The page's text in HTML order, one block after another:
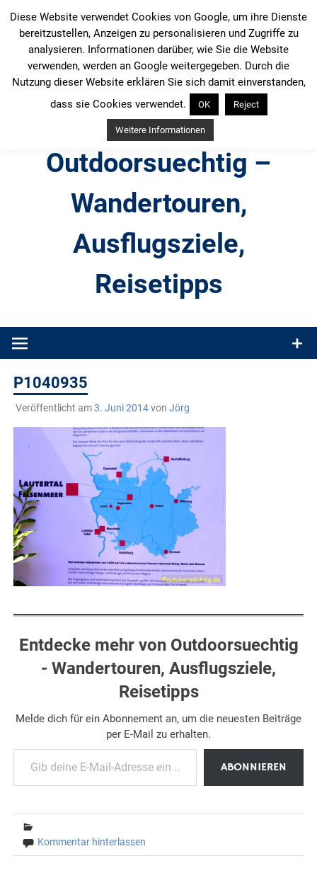
Inhalt
springen
Outdoorsuechtig –
Wandertouren,
Ausflugsziele,
Reisetipps
Produkttests und Buchrezensionen. Ein Blog für alle, die gern
P1040935
Veröffentlicht am3. Juni 2014von Jörg
Entdecke mehr von Outdoorsuechtig
- Wandertouren, Ausflugsziele,
Reisetipps
Melde dich für ein Abonnement an, um die neuesten Beiträge
per E-Mail zu erhalten.
Gib deine E-Mail-Adresse ein ...
ABONNIEREN
Kommentar hinterlassen
Diese Website verwendet Cookies von Google, um ihre Dienste
bereitzustellen, Anzeigen zu personalisieren und Zugriffe zu
analysieren. Informationen darüber, wie Sie die Website
verwenden, werden an Google weitergegeben. Durch die
Nutzung dieser Website erklären Sie sich damit einverstanden,
dass sie Cookies verwendet.
OK Reject
Weitere Informationen